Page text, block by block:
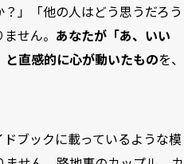
？」「他の人はどう思うだろう
せん。 あなたが「あ、いい
直感的に心が動いたものを、
ブックに載っているような模